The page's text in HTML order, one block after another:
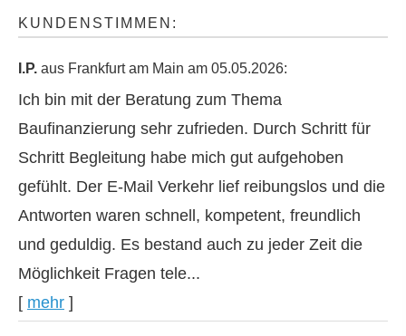
KUNDENSTIMMEN:
I.P. aus Frankfurt am Main am 05.05.2026:
Ich bin mit der Beratung zum Thema
Baufinanzierung sehr zufrieden. Durch Schritt für
Schritt Begleitung habe mich gut aufgehoben
gefühlt. Der E-Mail Verkehr lief reibungslos und die
Antworten waren schnell, kompetent, freundlich
und geduldig. Es bestand auch zu jeder Zeit die
Möglichkeit Fragen tele...
[ mehr ]